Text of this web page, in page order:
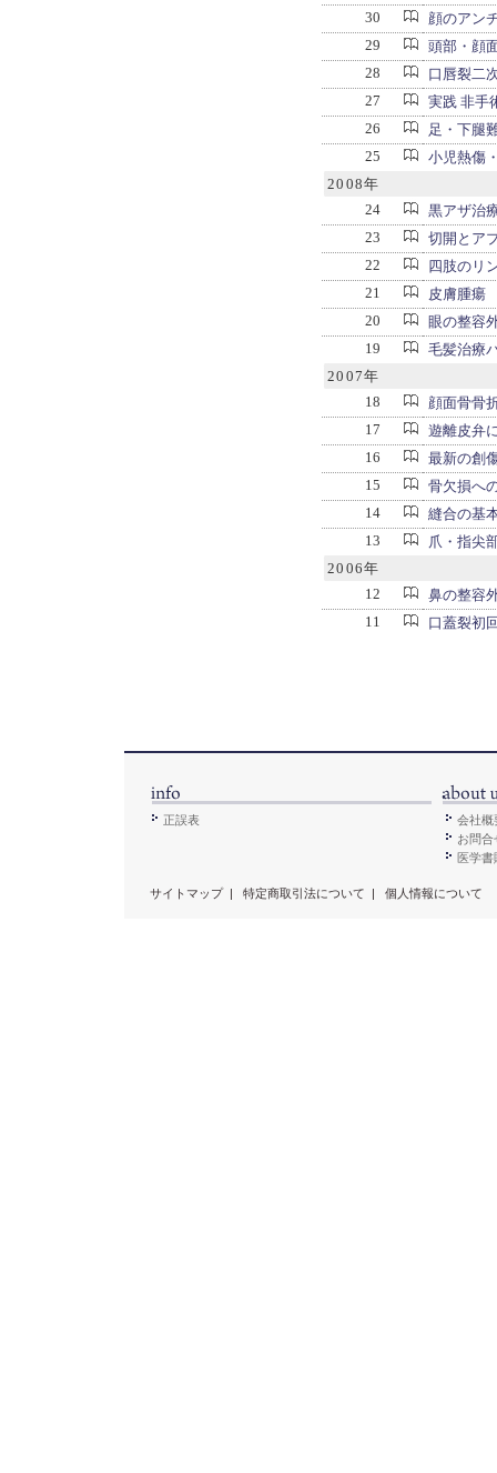
30
顔のアン
29
頭部・顔
28
口唇裂二
27
実践 非手
26
足・下腿
25
小児熱傷
2008年
24
黒アザ治
23
切開とア
22
四肢のリ
21
皮膚腫瘍
20
眼の整容
19
毛髪治療
2007年
18
顔面骨骨
17
遊離皮弁
16
最新の創
15
骨欠損へ
14
縫合の基
13
爪・指尖
2006年
12
鼻の整容
11
口蓋裂初
正誤表
会社概
お問合
医学
サイトマップ| 特定商取引法について | 個人情報について